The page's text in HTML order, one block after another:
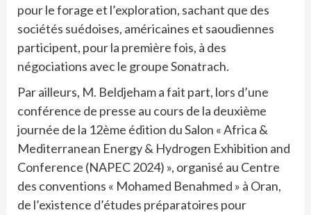
pour le forage et l’exploration, sachant que des
sociétés suédoises, américaines et saoudiennes
participent, pour la première fois, à des
négociations avec le groupe Sonatrach.
Par ailleurs, M. Beldjeham a fait part, lors d’une
conférence de presse au cours de la deuxième
journée de la 12ème édition du Salon « Africa &
Mediterranean Energy & Hydrogen Exhibition and
Conference (NAPEC 2024) », organisé au Centre
des conventions « Mohamed Benahmed » à Oran,
de l’existence d’études préparatoires pour